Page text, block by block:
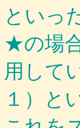
といっ
★の場
用して
１）と